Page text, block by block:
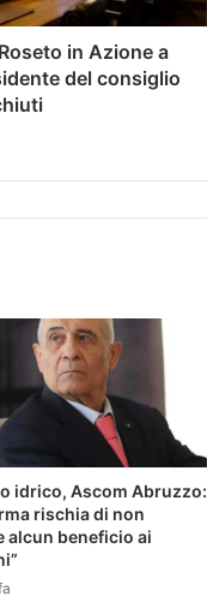
in Azione a
del consiglio
idrico, Ascom Abruzzo:
rischia di non
alcun beneficio ai